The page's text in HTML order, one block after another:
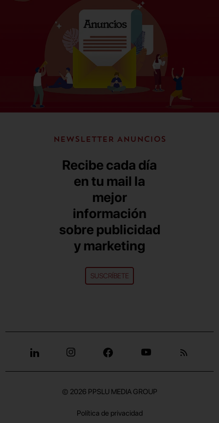
NEWSLETTER ANUNCIOS
Recibe cada día
en tu mail la
mejor
información
sobre publicidad
y marketing
SUSCRÍBETE
© 2026 PPSLU MEDIA GROUP
Política de privacidad